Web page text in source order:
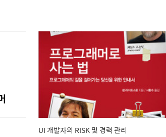
UI 개발자의 RISK 및 경력 관리